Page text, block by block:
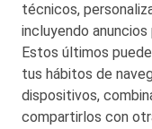
técnicos,
incluyendo
Estos últimos
tus hábitos de
dispositivos,
compartirlos con